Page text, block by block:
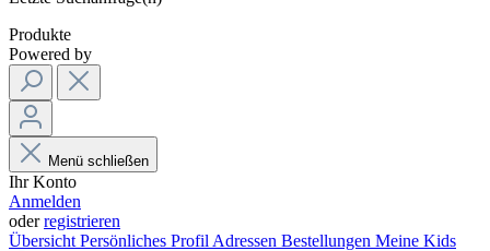
Produkte
Powered by
Menü schließen
Ihr Konto
Anmelden
oderregistrieren
Übersicht Persönliches Profil Adressen Bestellungen Meine Kids